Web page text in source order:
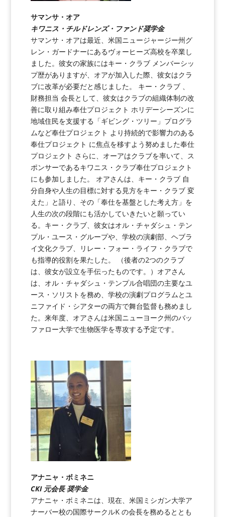
サマンサ・オア
キワニス・チルドレンズ・ファンド奨学金
サマンサ・オアは最近、米国ニュージャージー州グ
レン・ガードナーにあるヴォーヒーズ高校を卒業し
ました。彼女の家族にはキー・クラブ メンバーシッ
プ歴がありますが、オアが加入した際、彼女はクラ
ブに改革が必要だと感じました。 キー・クラブ 、
財務担当 会長として、彼女はクラブの組織体制の改
善に取り組み奉仕プロジェクト ホリデーシーズンに
地域住民を支援する「ギビング・ツリー」プログラ
ムなど奉仕プロジェクト より持続的で影響力のある
奉仕プロジェクト に焦点を移すよう努めました奉仕
プロジェクト さらに、オーアはクラブを率いて、ス
ポンサーであるキワニス・クラブ奉仕プロジェクト
にも参加しました。 オアさんは、キー・クラブ 自
分自身や人生の目標に対する見方をキー・クラブ 変
えた」と語り、その「奉仕を基盤とした考え方」を
人生の次の段階にも活かしていきたいと願ってい
る。キー・クラブ、彼女はオル・チャダシュ・テン
プル・ユース・グループや、学校の演劇部、ヘブラ
イ文化クラブ、リレー・フォー・ライフ・クラブで
も指導的役割を果たした。 （後者の2つのクラブ
は、彼女が設立を手伝ったものです。）オアさん
は、オル・チャダシュ・テンプル合唱団の主要なユ
ース・ソリストを務め、学校の演劇プログラムとユ
ニファイド・シアターの両方で舞台監督も務めまし
た。来年度、オアさんは米国ニューヨーク州のバッ
ファロー大学で生物医学を専攻する予定です。
アナニャ・ボミネニ
CKI 元会長 奨学金
アナニャ・ボミネニは、現在、米国ミシガン大学ア
ナーバー校の国際サークルK の会長を務めるととも